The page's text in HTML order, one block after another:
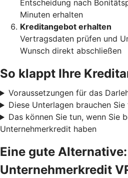
Entscheidung nach
Minuten erhalten
Kreditangebot erhalten
Vertragsdaten prüfen und
Wunsch direkt abschließen
So klappt Ihre
Voraussetzungen für das
Diese Unterlagen brauchen
Das können Sie tun, wenn Sie
Unternehmerkredit haben
Eine gute Alternative:
Unternehmerkredit